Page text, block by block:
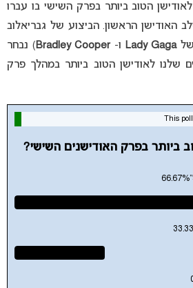
הטוב ביותר בפרק השישי בו עברו
האודישן הראשון. הביצוע של גבריאלוב
Lady Gagaו- Bradley Cooper) נבחר
מהגולשים שלנו לאודישן הטוב ביותר במהלך פרק
This
ביותר בפרק האודישנים השישי?
66.67%